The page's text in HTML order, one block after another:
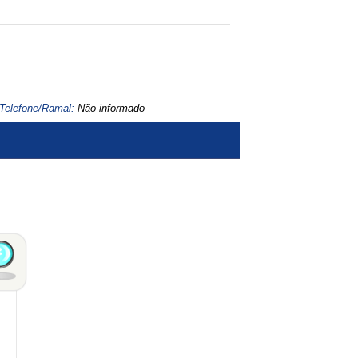
Telefone/Ramal: Não informado